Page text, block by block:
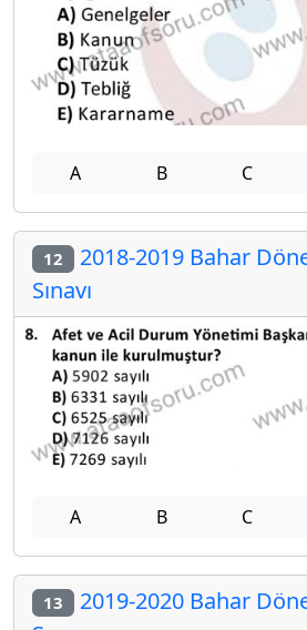
A B C
12 2018-2019 Bahar
Sınavı
A B C
13 2019-2020 Bahar